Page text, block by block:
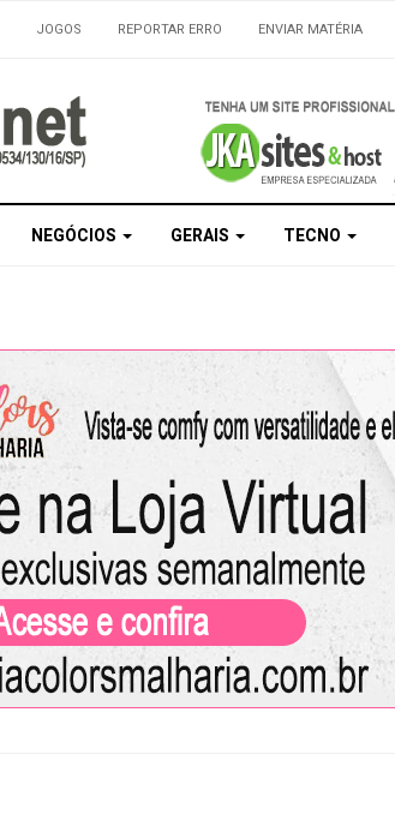
JOGOS REPORTAR ERRO ENVIAR MATÉRIA
NEGÓCIOS GERAIS TECNO